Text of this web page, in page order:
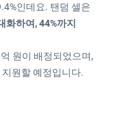
인데요. 탠덤 셀은
화하여, 44%까지
원이 배정되었으며,
원할 예정입니다.